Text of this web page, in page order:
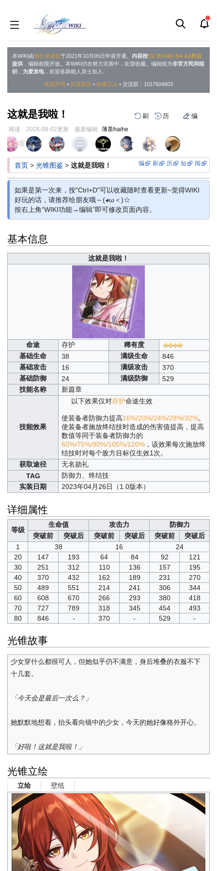
本WIKI由旅行者酒馆于2021年10月05日申请开通。 内容按CC BY-NC-SA 4.0协议
提供 ，编辑权限开放。本WIKI仍在努力完善中，欢迎收藏。编辑组为非官方民间组
织 ， 为爱发电，欢迎各路能人异士加入。
免责声明 • 反馈留言 • 收藏方法 • 交流群：1017604603
这就是我啦！ 刷 历 编
阅读 2026-08-02更新 最新编辑: 薄荼haihe
跳
到
导
跳
到
搜
页面贡献者 :
编 刷 历 短 阅
首页 > 光锥图鉴 > 这就是我啦！
如果是第一次来，按"Ctrl+D"可以收藏随时查看更新~觉得WIKI
好玩的话，请推荐给朋友哦～(◕ω＜)☆
按右上角“WIKI功能→编辑”即可修改页面内容。
基本信息
这就是我啦！
命途 存护
稀有度
基础生命
38 满级生命
846
基础攻击
16 满级攻击
370
基础防御
24 满级防御
529
技能名称
新篇章
技能效果
以下效果仅对存护命途生效
使装备者防御力提高16%/20%/24%/28%/32%。
使装备者施放终结技时造成的伤害值提高，提高
数值等同于装备者防御力的
60%/75%/90%/105%/120%，该效果每次施放终
结技时对每个敌方目标仅生效1次。
获取途径
无名勋礼
TAG
防御力、终结技
实装日期
2023年04月26日（1.0版本）
详细属性
等级
生命值 攻击力
防御力
突破前
突破后 突破前 突破后 突破前
突破后
1
38 16
24
20
147 193 64 84 92
121
30
251 312 110 136 157
195
40
370 432 162 189 231
270
50
489 551 214 241 306
344
60
608 670 266 293 380
418
70
727 789 318 345 454
493
80
846 - 370 - 529 -
光锥故事
少女穿什么都很可人，但她似乎仍不满意，身后堆叠的衣服不下
十几套。
「今天会是最后一次么？」
她默默地想着，抬头看向镜中的少女，今天的她好像格外开心。
「好啦！这就是我啦！」
光锥立绘
立绘 壁纸